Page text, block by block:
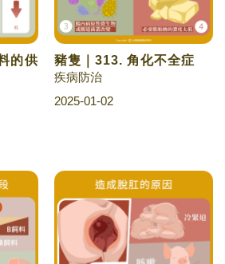
的供
豬隻｜313. 角化不全症
疾病防治
2025-01-02